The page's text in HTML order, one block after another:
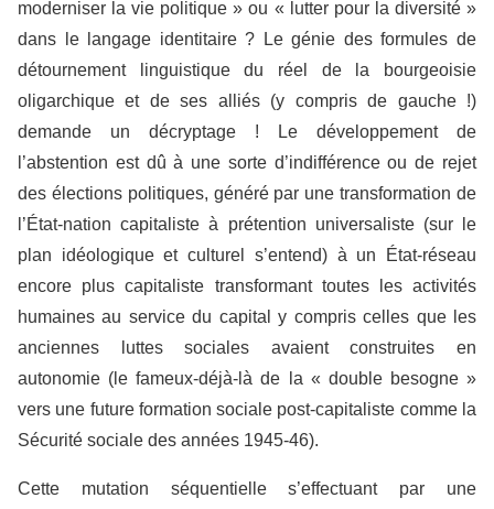
moderniser la vie politique » ou « lutter pour la diversité »
dans le langage identitaire ? Le génie des formules de
détournement linguistique du réel de la bourgeoisie
oligarchique et de ses alliés (y compris de gauche !)
demande un décryptage ! Le développement de
l’abstention est dû à une sorte d’indifférence ou de rejet
des élections politiques, généré par une transformation de
l’État-nation capitaliste à prétention universaliste (sur le
plan idéologique et culturel s’entend) à un État-réseau
encore plus capitaliste transformant toutes les activités
humaines au service du capital y compris celles que les
anciennes luttes sociales avaient construites en
autonomie (le fameux-déjà-là de la « double besogne »
vers une future formation sociale post-capitaliste comme la
Sécurité sociale des années 1945-46).
Cette mutation séquentielle s’effectuant par une